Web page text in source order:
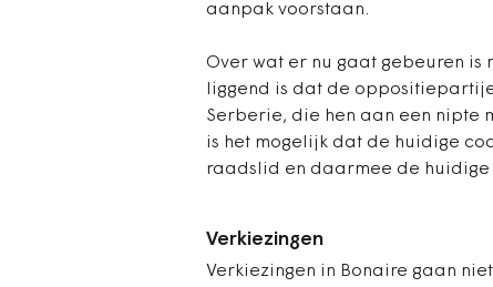
aanpak voorstaan.
Over wat er nu gaat gebeuren is
liggend is dat de
Serberie, die hen aan een nipte
is het mogelijk dat de huidige
raadslid en daarmee de
Verkiezingen
Verkiezingen in Bonaire gaan